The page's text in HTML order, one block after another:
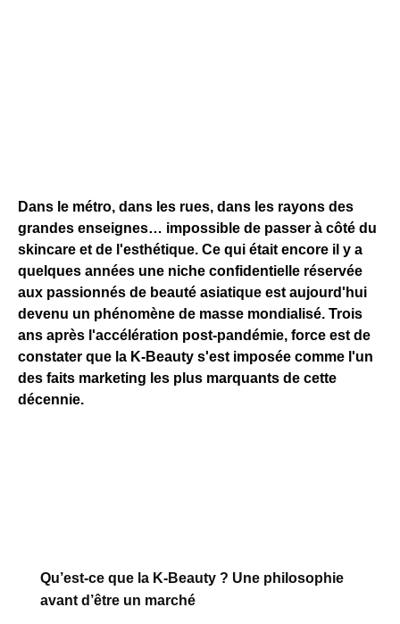
Dans le métro, dans les rues, dans les rayons des
grandes enseignes… impossible de passer à côté du
skincare et de l'esthétique. Ce qui était encore il y a
quelques années une niche confidentielle réservée
aux passionnés de beauté asiatique est aujourd'hui
devenu un phénomène de masse mondialisé. Trois
ans après l'accélération post-pandémie, force est de
constater que la K-Beauty s'est imposée comme l'un
des faits marketing les plus marquants de cette
décennie.
Qu’est-ce que la K-Beauty ? Une philosophie
avant d’être un marché